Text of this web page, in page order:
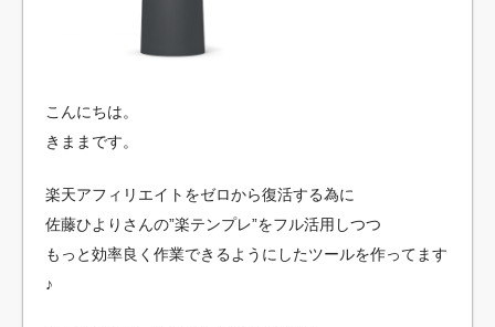
こんにちは。
きままです。
楽天アフィリエイトをゼロから復活する為に
佐藤ひよりさんの”楽テンプレ”をフル活用しつつ
もっと効率良く作業できるようにしたツールを作ってます
♪